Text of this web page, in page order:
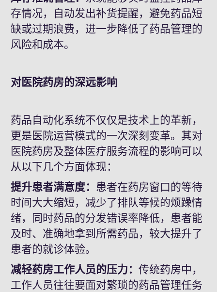
存情况，自动发出补货提醒，避免药品短
缺或过期浪费，进一步降低了药品管理的
风险和成本。
对医院药房的深远影响
药品自动化系统不仅仅是技术上的革新，
更是医院运营模式的一次深刻变革。其对
医院药房及整体医疗服务流程的影响可以
从以下几个方面体现：
提升患者满意度： 患者在药房窗口的等待
时间大大缩短，减少了排队等候的烦躁情
绪，同时药品的分发错误率降低，患者能
及时、准确地拿到所需药品， 较大提升了
患者的就诊体验。
减轻药房工作人员的压力：传统药房中，
工作人员往往要面对繁琐的药品管理任务